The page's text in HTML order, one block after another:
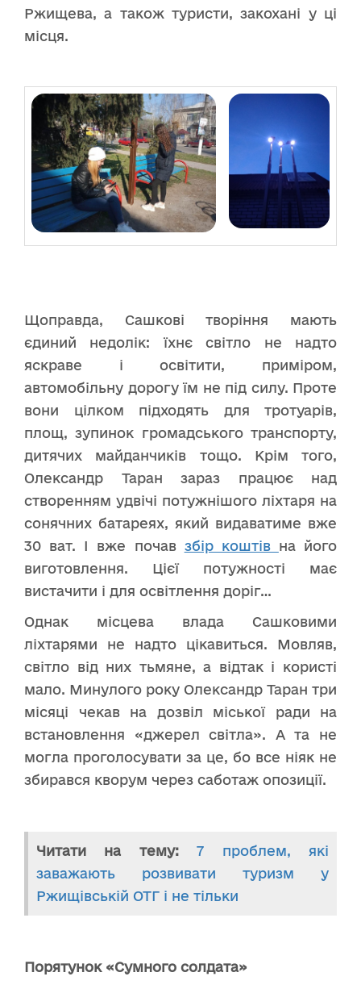
Ржищева, а також туристи, закохані у ці
місця.
Щоправда, Сашкові творіння мають
єдиний недолік: їхнє світло не надто
яскраве і освітити, приміром,
автомобільну дорогу їм не під силу. Проте
вони цілком підходять для тротуарів,
площ, зупинок громадського транспорту,
дитячих майданчиків тощо. Крім того,
Олександр Таран зараз працює над
створенням удвічі потужнішого ліхтаря на
сонячних батареях, який видаватиме вже
30 ват. І вже почав збір коштів на його
виготовлення. Цієї потужності має
вистачити і для освітлення доріг…
Однак місцева влада Сашковими
ліхтарями не надто цікавиться. Мовляв,
світло від них тьмяне, а відтак і користі
мало. Минулого року Олександр Таран три
місяці чекав на дозвіл міської ради на
встановлення «джерел світла». А та не
могла проголосувати за це, бо все ніяк не
збирався кворум через саботаж опозиції.
Читати на тему:
7 проблем, які
заважають розвивати туризм у
Ржищівській ОТГ і не тільки
Порятунок «Сумного солдата»